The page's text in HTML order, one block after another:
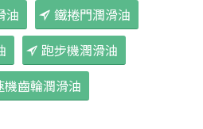
油
鐵捲門潤滑油
跑步機潤滑油
機齒輪潤滑油